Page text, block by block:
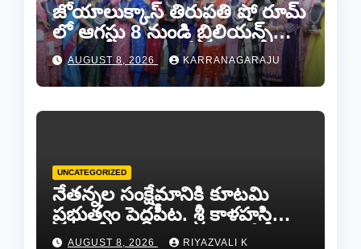
జోయాలుక్కాస్ తిరుపతి షో రూమ్
లో ఆగస్టు 8 నుండి బ్రిలియన్స్
డైమండ్ జ్యాయలరీ షో..
AUGUST 8, 2026 KARRANAGARAJU
UNCATEGORIZED
నేతన్నల సంక్షేమానికి కూటమి
ప్రభుత్వం పెద్దపీట. శ్రీ కాళహస్తి
ఎమ్మెల్యే బొజ్జల వెంకట సుధీర్ రెడ్డి.
AUGUST 8, 2026 RIYAZVALI K